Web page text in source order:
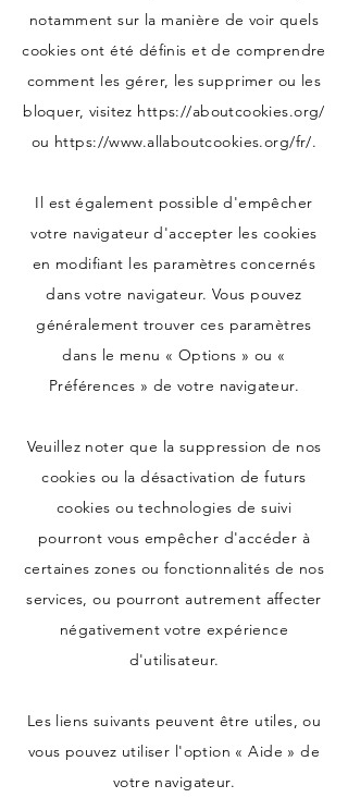
notamment sur la manière de voir quels
cookies ont été définis et de comprendre
comment les gérer, les supprimer ou les
bloquer, visitez https://aboutcookies.org/
ou https://www.allaboutcookies.org/fr/.
Il est également possible d'empêcher
votre navigateur d'accepter les cookies
en modifiant les paramètres concernés
dans votre navigateur. Vous pouvez
généralement trouver ces paramètres
dans le menu « Options » ou «
Préférences » de votre navigateur.
Veuillez noter que la suppression de nos
cookies ou la désactivation de futurs
cookies ou technologies de suivi
pourront vous empêcher d'accéder à
certaines zones ou fonctionnalités de nos
services, ou pourront autrement affecter
négativement votre expérience
d'utilisateur.
Les liens suivants peuvent être utiles, ou
vous pouvez utiliser l'option « Aide » de
votre navigateur.